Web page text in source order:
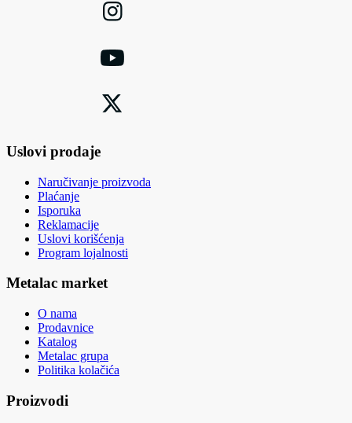
Uslovi prodaje
Naručivanje proizvoda
Plaćanje
Isporuka
Reklamacije
Uslovi korišćenja
Program lojalnosti
Metalac market
O nama
Prodavnice
Katalog
Metalac grupa
Politika kolačića
Proizvodi